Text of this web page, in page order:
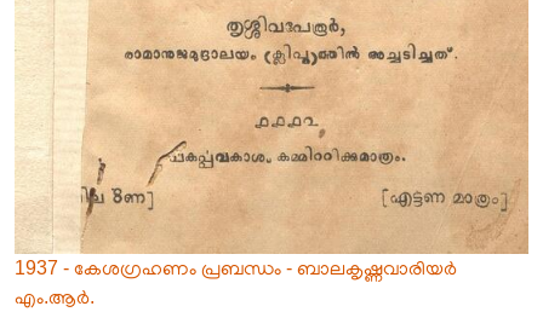
1937 - കേശഗ്രഹണം പ്രബന്ധം - ബാലകൃഷ്ണവാരിയർ
എം.ആർ.